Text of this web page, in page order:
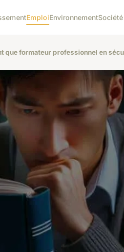
EmploiEnvironnementSociété
que formateur professionnel en